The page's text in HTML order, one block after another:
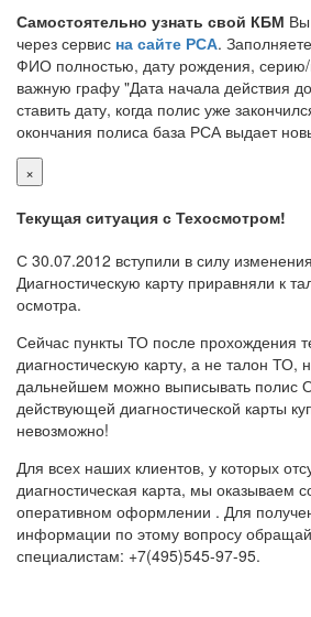
Самостоятельно узнать свой КБМ
через сервис на сайте РСА.
ФИО полностью, дату рождения,
важную графу "Дата начала действия
ставить дату, когда полис уже
окончания полиса база РСА выдает
×
Текущая ситуация с Техосмотром!
С 30.07.2012 вступили в силу
Диагностическую карту приравняли к
осмотра.
Сейчас пункты ТО после прохождения
диагностическую карту, а не талон ТО,
дальнейшем можно выписывать полис
действующей диагностической карты
невозможно!
Для всех наших клиентов, у которых
диагностическая карта, мы оказываем
оперативном оформлении . Для
информации по этому вопросу
специалистам: +7(495)545-97-95.